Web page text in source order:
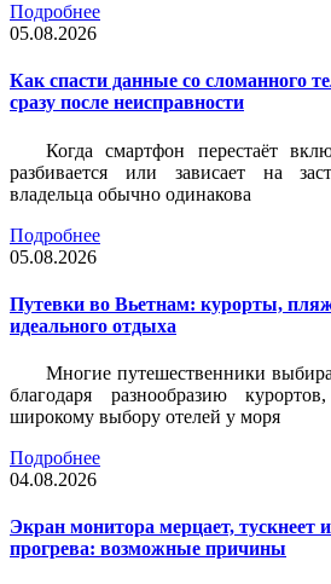
Подробнее
05.08.2026
Как спасти данные со сломанного
сразу после неисправности
Когда смартфон перестаёт
разбивается или зависает на
владельца обычно одинакова
Подробнее
05.08.2026
Путевки во Вьетнам: курорты,
идеального отдыха
Многие путешественники
благодаря разнообразию
широкому выбору отелей у моря
Подробнее
04.08.2026
Экран монитора мерцает, тускнеет
прогрева: возможные причины